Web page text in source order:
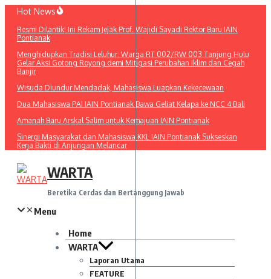
Lewati
konten
Hot News
Resmi Dilantik! Ini Rekam Jejak Prof. Wajidi Sayadi Rektor Baru IAIN
Pontianak
Menghidupkan Tradisi Leluhur: Warga RT 002/RW 003 Tanjung Hulu
Gelar Aksi Gotong Royong demi Mitigasi Perubahan Iklim dan Cegah
Banjir
Wisuda Diundur Mendadak, Mahasiswa Luapkan Kekecewaan
Dua Mahasiswa PAI IAIN Pontianak Bawa Geliat Kelapa ke NCC 4 Bali
Amanah Baru Arskal Salim untuk Kemajuan IAIN Pontianak
Sinergi Masyarakat dan Mahasiswa KKL IAIN Pontianak Sukseskan
Kerja Bakti di Anjungan Melancar
WARTA
Beretika Cerdas dan Bertanggung Jawab
Menu
Home
WARTA
Laporan Utama
FEATURE